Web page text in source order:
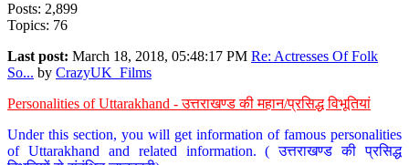
Posts: 2,899
Topics: 76
Last post: March 18, 2018, 05:48:17 PM Re: Actresses Of Folk
So... by CrazyUK_Films
Personalities of Uttarakhand - उत्तराखण्ड की महान/प्रसिद्ध विभूतियां
Under this section, you will get information of famous personalities
of Uttarakhand and related information. ( उत्तराखण्ड की प्रसिद्ध